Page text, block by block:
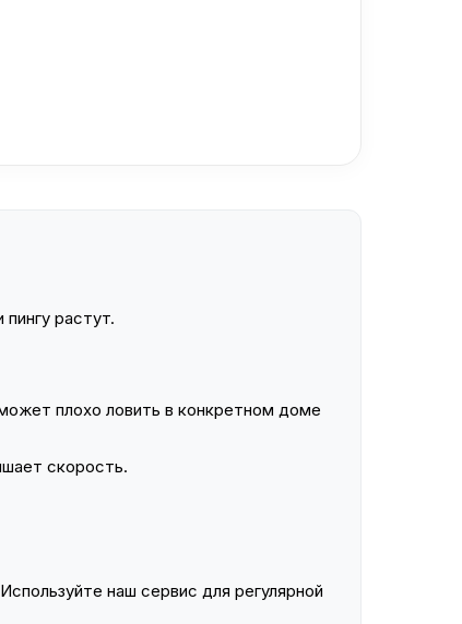
растут.
плохо ловить в конкретном доме
скорость.
наш сервис для регулярной